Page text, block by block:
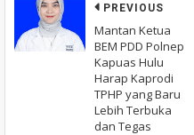
PREVIOUS
Mantan Ketua
BEM PDD Polnep
Kapuas Hulu
Harap Kaprodi
TPHP yang Baru
Lebih Terbuka
dan Tegas